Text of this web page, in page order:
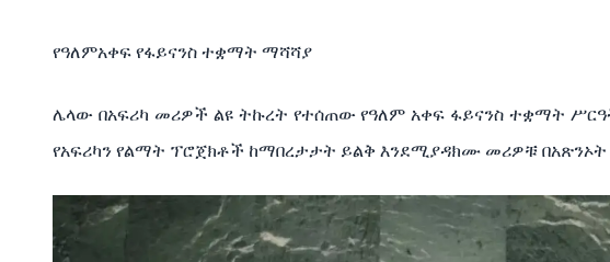
የዓለምአቀፍ የፋይናንስ ተቋማት ማሻሻያ
ሌላው በአፍሪካ መሪዎች ልዩ ትኩረት የተሰጠው የዓለም አቀፍ ፋይናንስ ተቋማት
የአፍሪካን የልማት ፕሮጀክቶች ከማበረታታት ይልቅ እንደሚያዳክሙ መሪዎቹ በአጽንኦት